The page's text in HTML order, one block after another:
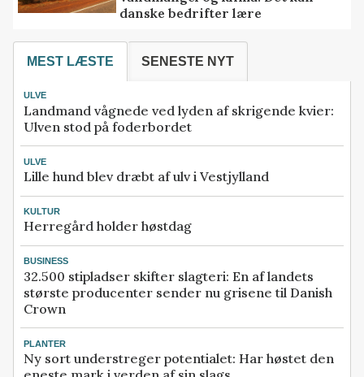
danske bedrifter lære
MEST LÆSTE SENESTE NYT
ULVE
Landmand vågnede ved lyden af skrigende kvier:
Ulven stod på foderbordet
ULVE
Lille hund blev dræbt af ulv i Vestjylland
KULTUR
Herregård holder høstdag
BUSINESS
32.500 stipladser skifter slagteri: En af landets
største producenter sender nu grisene til Danish
Crown
PLANTER
Ny sort understreger potentialet: Har høstet den